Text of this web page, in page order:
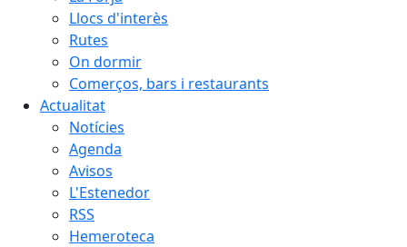
Llocs d'interès
Rutes
On dormir
Comerços, bars i restaurants
Actualitat
Notícies
Agenda
Avisos
L'Estenedor
RSS
Hemeroteca